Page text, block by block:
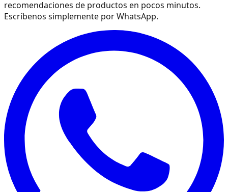
recomendaciones de productos en pocos minutos.
Escríbenos simplemente por WhatsApp.